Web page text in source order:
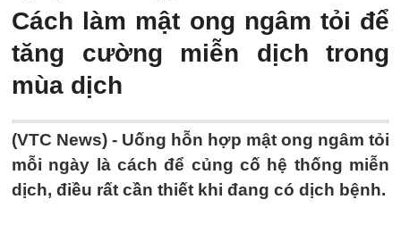
Cách làm mật ong ngâm tỏi để
tăng cường miễn dịch trong
mùa dịch
(VTC News) - Uống hỗn hợp mật ong ngâm tỏi
mỗi ngày là cách để củng cố hệ thống miễn
dịch, điều rất cần thiết khi đang có dịch bệnh.